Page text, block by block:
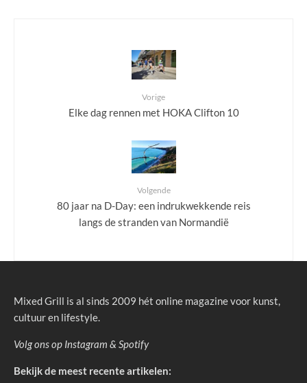
Vorige
Elke dag rennen met HOKA Clifton 10
Volgende
80 jaar na D-Day: een indrukwekkende reis
langs de stranden van Normandië
Mixed Grill is al sinds 2009 hét online magazine voor kunst,
cultuur en lifestyle.
Volg ons op Instagram & Spotify
Bekijk de meest recente artikelen: